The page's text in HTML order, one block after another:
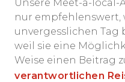
Unsere Meet-a-
nur empfehlenswert,
unvergesslichen Tag
weil sie eine
Weise einen Beitrag
verantwortlichen